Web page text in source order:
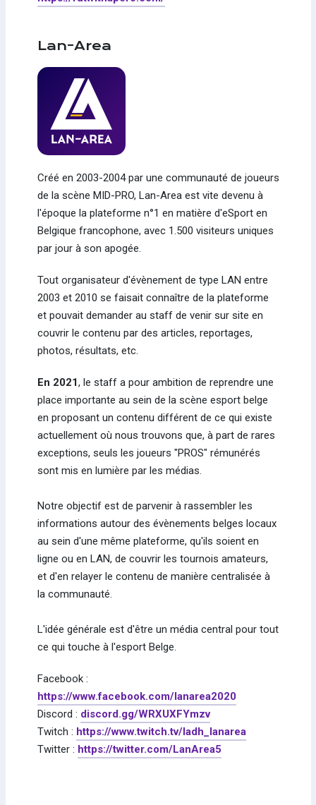
Lan-Area
Créé en 2003-2004 par une communauté de joueurs
de la scène MID-PRO, Lan-Area est vite devenu à
l'époque la plateforme n°1 en matière d'eSport en
Belgique francophone, avec 1.500 visiteurs uniques
par jour à son apogée.
Tout organisateur d'évènement de type LAN entre
2003 et 2010 se faisait connaître de la plateforme
et pouvait demander au staff de venir sur site en
couvrir le contenu par des articles, reportages,
photos, résultats, etc.
En 2021, le staff a pour ambition de reprendre une
place importante au sein de la scène esport belge
en proposant un contenu différent de ce qui existe
actuellement où nous trouvons que, à part de rares
exceptions, seuls les joueurs "PROS" rémunérés
sont mis en lumière par les médias.
Notre objectif est de parvenir à rassembler les
informations autour des évènements belges locaux
au sein d'une même plateforme, qu'ils soient en
ligne ou en LAN, de couvrir les tournois amateurs,
et d'en relayer le contenu de manière centralisée à
la communauté.
L'idée générale est d'être un média central pour tout
ce qui touche à l'esport Belge.
Facebook :
https://www.facebook.com/lanarea2020
Discord : discord.gg/WRXUXFYmzv
Twitch : https://www.twitch.tv/ladh_lanarea
Twitter : https://twitter.com/LanArea5